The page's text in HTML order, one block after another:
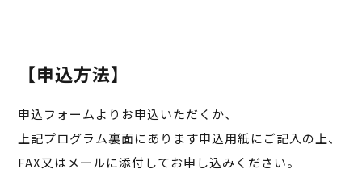
【申込方法】
申込フォームよりお申込いただくか、
上記プログラム裏面にあります申込用紙にご記入の上、
FAX又はメールに添付してお申し込みください。